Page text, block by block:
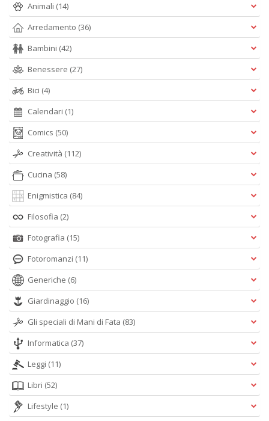
Animali (14)
Arredamento (36)
Bambini (42)
Benessere (27)
Bici (4)
Calendari (1)
Comics (50)
Creatività (112)
Cucina (58)
Enigmistica (84)
Filosofia (2)
Fotografia (15)
Fotoromanzi (11)
Generiche (6)
Giardinaggio (16)
Gli speciali di Mani di Fata (83)
Informatica (37)
Leggi (11)
Libri (52)
Lifestyle (1)